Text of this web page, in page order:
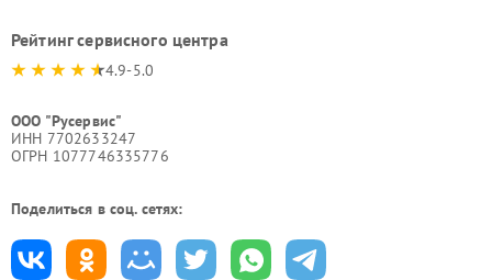
Рейтинг сервисного центра
4.9-5.0
ООО "Русервис"
ИНН 7702633247
ОГРН 1077746335776
Поделиться в соц. сетях: